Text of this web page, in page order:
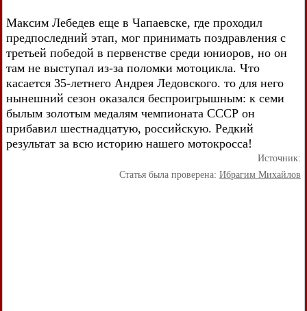
Максим Лебедев еще в Чапаевске, где проходил
предпоследний этап, мог принимать поздравления с
третьей победой в первенстве среди юниоров, но он
там не выступал из-за поломки мотоцикла. Что
касается 35-летнего Андрея Ледовского. то для него
нынешний сезон оказался беспроигрышным: к семи
былым золотым медалям чемпионата СССР он
прибавил шестнадцатую, российскую. Редкий
результат за всю историю нашего мотокросса!
Источник:
Статья была проверена: Ибрагим Михайлов